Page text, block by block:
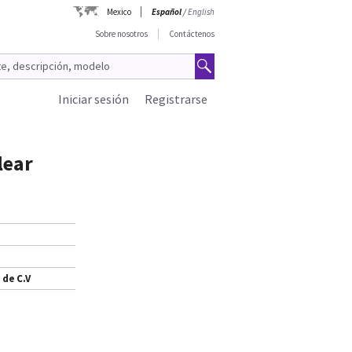
Mexico Español/English
Sobre nosotros
Contáctenos
Registrarse
Iniciar sesión
C.V